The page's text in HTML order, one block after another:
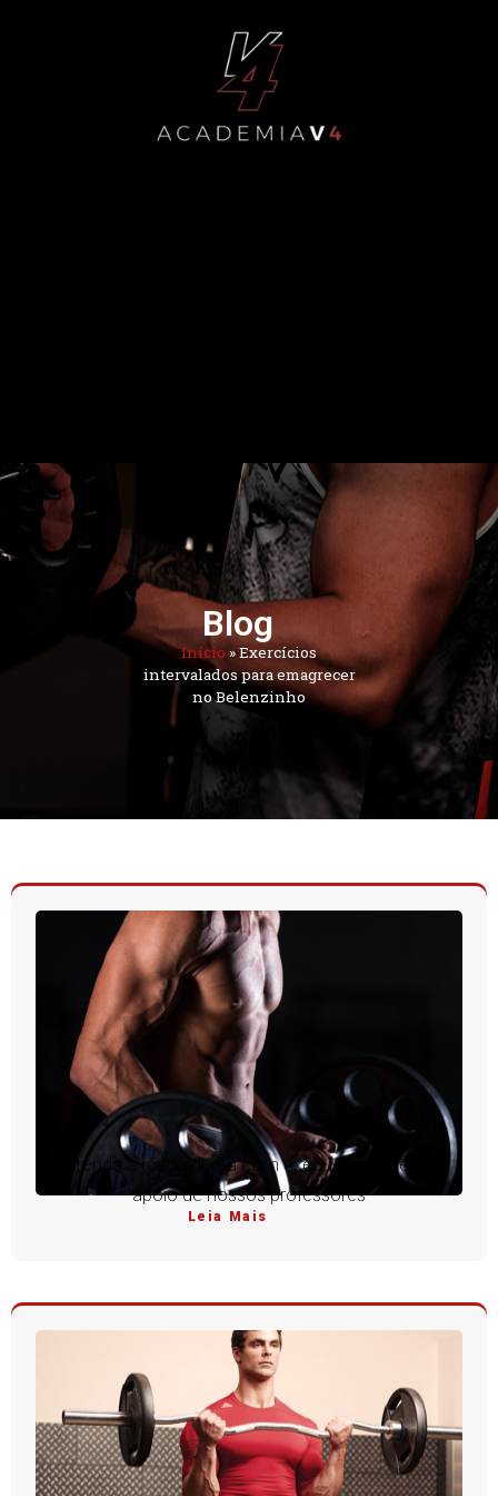
Blog
Início »Exercícios
intervalados para emagrecer
no Belenzinho
Aprenda a rosca direta com execução perfeita e
apoio de nossos professores
Leia Mais